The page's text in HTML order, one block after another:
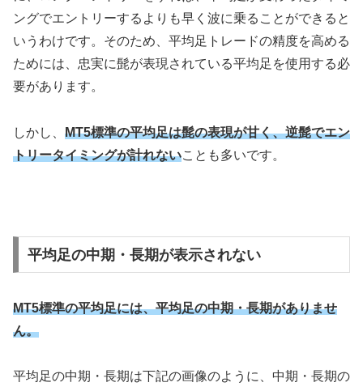
ングでエントリーするよりも早く波に乗ることができると
いうわけです。そのため、平均足トレードの精度を高める
ためには、忠実に髭が表現されている平均足を使用する必
要があります。
しかし、 MT5標準の平均足は髭の表現が甘く、逆髭でエン
トリータイミングが計れないことも多いです。
平均足の中期・長期が表示されない
MT5標準の平均足には、平均足の中期・長期がありませ
ん。
平均足の中期・長期は下記の画像のように、中期・長期の